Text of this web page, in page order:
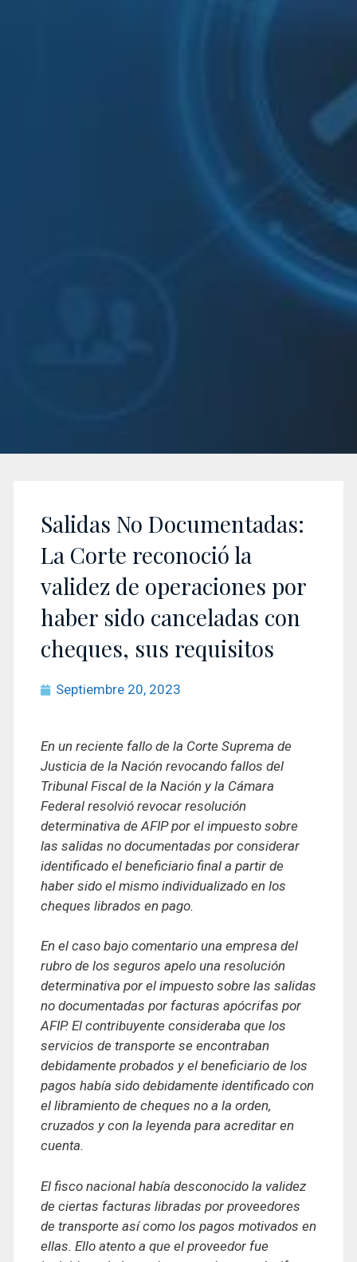
Salidas No Documentadas:
La Corte reconoció la
validez de operaciones por
haber sido canceladas con
cheques, sus requisitos
Septiembre 20, 2023
En un reciente fallo de la Corte Suprema de
Justicia de la Nación revocando fallos del
Tribunal Fiscal de la Nación y la Cámara
Federal resolvió revocar resolución
determinativa de AFIP por el impuesto sobre
las salidas no documentadas por considerar
identificado el beneficiario final a partir de
haber sido el mismo individualizado en los
cheques librados en pago.
En el caso bajo comentario una empresa del
rubro de los seguros apelo una resolución
determinativa por el impuesto sobre las salidas
no documentadas por facturas apócrifas por
AFIP. El contribuyente consideraba que los
servicios de transporte se encontraban
debidamente probados y el beneficiario de los
pagos había sido debidamente identificado con
el libramiento de cheques no a la orden,
cruzados y con la leyenda para acreditar en
cuenta.
El fisco nacional había desconocido la validez
de ciertas facturas libradas por proveedores
de transporte así como los pagos motivados en
ellas. Ello atento a que el proveedor fue